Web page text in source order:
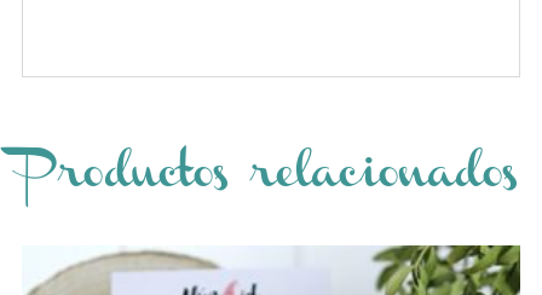
Productos relacionados